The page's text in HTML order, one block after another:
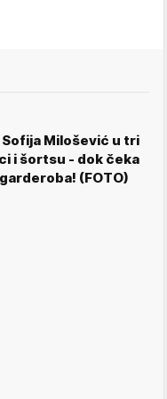
Sofija Milošević u tri
i šortsu - dok čeka
(FOTO)